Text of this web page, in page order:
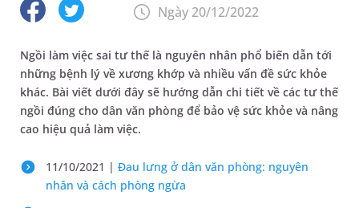
Ngày 20/12/2022
Ngồi làm việc sai tư thế là nguyên nhân phổ biến dẫn tới
những bệnh lý về xương khớp và nhiều vấn đề sức khỏe
khác. Bài viết dưới đây sẽ hướng dẫn chi tiết về các tư thế
ngồi đúng cho dân văn phòng để bảo vệ sức khỏe và nâng
cao hiệu quả làm việc.
11/10/2021 | Đau lưng ở dân văn phòng: nguyên
nhân và cách phòng ngừa